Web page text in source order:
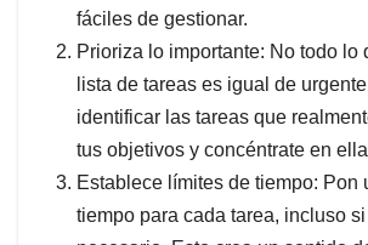
fáciles de gestionar.
Prioriza lo importante: No todo lo
lista de tareas es igual de
identificar las tareas que
tus objetivos y concéntrate en
Establece límites de tiempo: Pon
tiempo para cada tarea, incluso